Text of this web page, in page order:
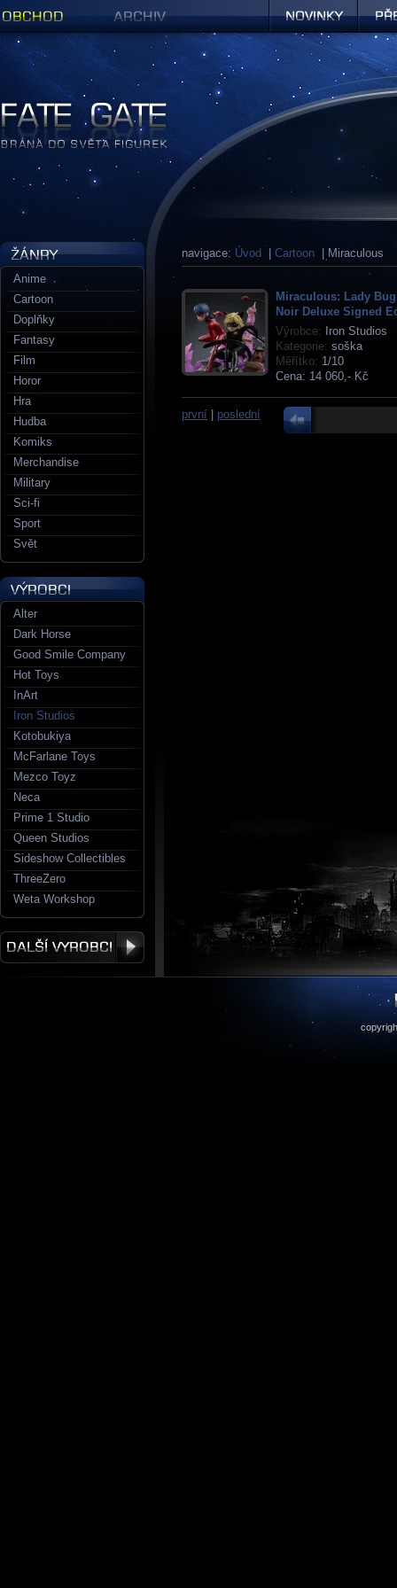
navigace: Úvod Cartoon | Miraculous
Miraculous: Lady
Noir Deluxe Signed
Výrobce:
Iron Studios
Kategorie: soška
Měřítko: 1/10
Cena: 14 060,- Kč
první poslední
Anime
Cartoon
Doplňky
Fantasy
Film
Horor
Hra
Hudba
Komiks
Merchandise
Military
Sci-fi
Sport
Svět
Alter
Dark Horse
Good Smile Company
Hot Toys
InArt
Iron Studios
Kotobukiya
McFarlane Toys
Mezco Toyz
Neca
Prime 1 Studio
Queen Studios
Sideshow Collectibles
ThreeZero
Weta Workshop
Figurky a sošky | Fate Gate